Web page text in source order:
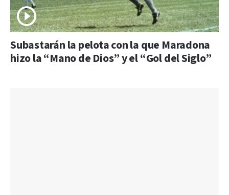
Subastarán la pelota con la que Maradona
hizo la “Mano de Dios” y el “Gol del Siglo”